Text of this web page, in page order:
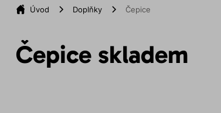
Úvod Doplňky Čepice
Čepice skladem